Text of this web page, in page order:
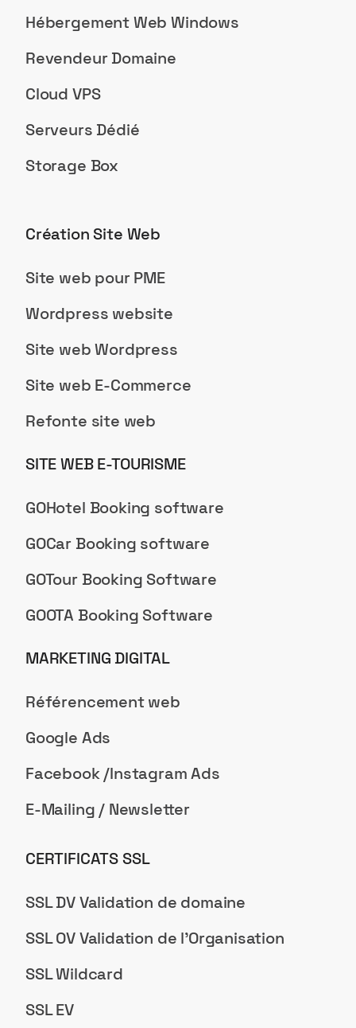
Hébergement Web Windows
Revendeur Domaine
Cloud VPS
Serveurs Dédié
Storage Box
Création Site Web
Site web pour PME
Wordpress website
Site web Wordpress
Site web E-Commerce
Refonte site web
SITE WEB E-TOURISME
GOHotel Booking software
GOCar Booking software
GOTour Booking Software
GOOTA Booking Software
MARKETING DIGITAL
Référencement web
Google Ads
Facebook /Instagram Ads
E-Mailing / Newsletter
CERTIFICATS SSL
SSL DV Validation de domaine
SSL OV Validation de l'Organisation
SSL Wildcard
SSL EV